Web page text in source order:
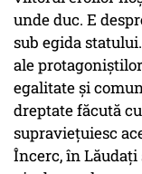
unde duc. E
sub egida
ale
egalitate și
dreptate făcută
supraviețuiesc
Încerc, în Lăudați